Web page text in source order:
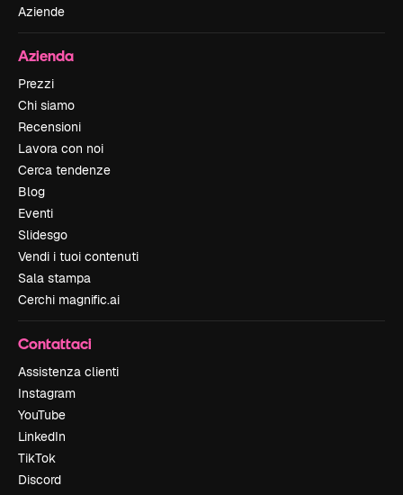
Aziende
Azienda
Prezzi
Chi siamo
Recensioni
Lavora con noi
Cerca tendenze
Blog
Eventi
Slidesgo
Vendi i tuoi contenuti
Sala stampa
Cerchi magnific.ai
Contattaci
Assistenza clienti
Instagram
YouTube
LinkedIn
TikTok
Discord